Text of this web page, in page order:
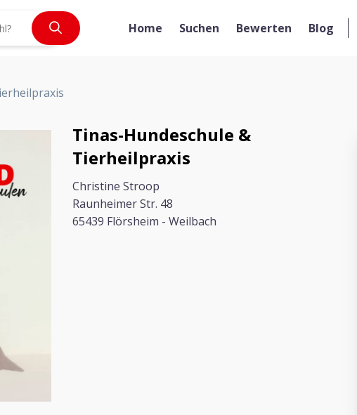
Home Suchen Bewerten Blog
Tinas-Hundeschule &
Tierheilpraxis
Christine Stroop
Raunheimer Str. 48
65439 Flörsheim - Weilbach